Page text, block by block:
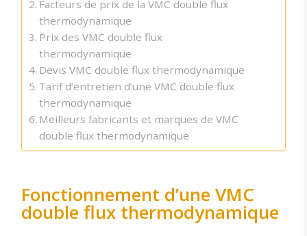
Facteurs de prix de la VMC double flux
thermodynamique
Prix des VMC double flux
thermodynamique
Devis VMC double flux thermodynamique
Tarif d’entretien d’une VMC double flux
thermodynamique
Meilleurs fabricants et marques de VMC
double flux thermodynamique
Fonctionnement d’une VMC
double flux thermodynamique